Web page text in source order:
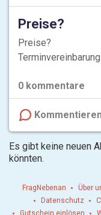
Preise?
Preise?
0 kommentare
Es gibt keine neuen
könnten.
FragNebenan Über
Datenschutz
Gutschein einlösen